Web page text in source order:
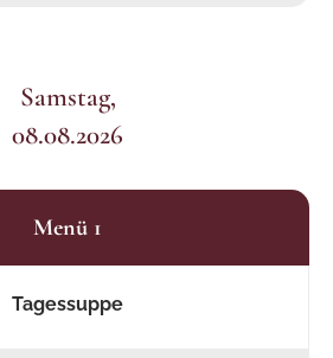
Samstag,
08.08.2026
Menü 1
Tagessuppe